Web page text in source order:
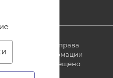
2007-2026. Все права
информации
produkt.by запрещено.